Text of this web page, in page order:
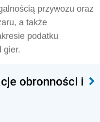
przywozu oraz
a także
podatku
gier.
obronności i